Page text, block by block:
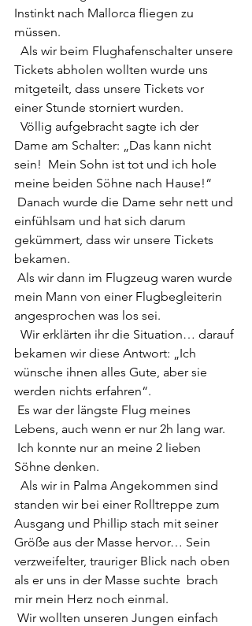
Instinkt nach Mallorca fliegen zu
müssen.
Tickets abholen wollten wurde uns
mitgeteilt, dass unsere Tickets vor
einer Stunde storniert wurden.
Dame am Schalter: „Das kann nicht
sein!  Mein Sohn ist tot und ich hole
meine beiden Söhne nach Hause!“
einfühlsam und hat sich darum
gekümmert, dass wir unsere Tickets
bekamen.
mein Mann von einer Flugbegleiterin
angesprochen was los sei.
bekamen wir diese Antwort: „Ich
wünsche ihnen alles Gute, aber sie
werden nichts erfahren“.
Lebens, auch wenn er nur 2h lang war.
Söhne denken.
standen wir bei einer Rolltreppe zum
Ausgang und Phillip stach mit seiner
Größe aus der Masse hervor… Sein
verzweifelter, trauriger Blick nach oben
als er uns in der Masse suchte  brach
mir mein Herz noch einmal.